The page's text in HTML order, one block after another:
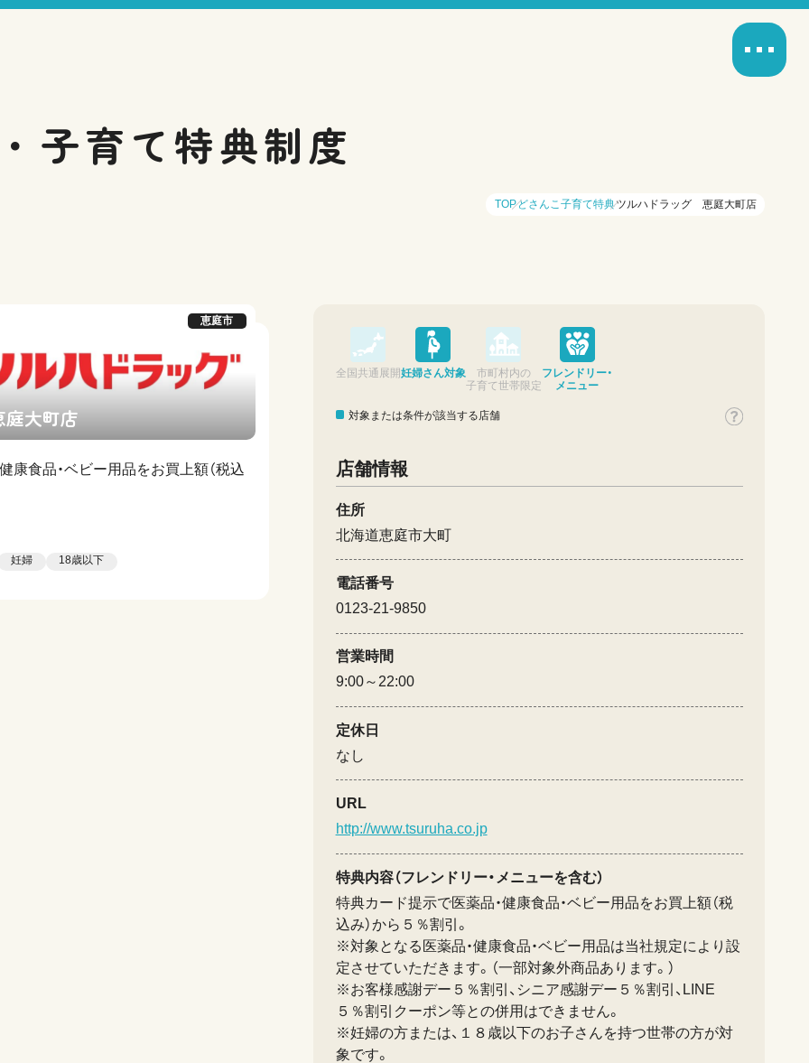
子育て特典制度
TOPどさんこ子育て特典ツルハドラッグ 恵庭大町店
恵庭市
大町店
康食品・ベビー用品をお買上額（税込
妊婦 18歳以下
全国共通展開妊婦さん対象
市町村内の
子育て世帯限定
フレンドリー・
メニュー
対象または条件が該当する店舗
店舗情報
住所
北海道恵庭市大町
電話番号
0123-21-9850
営業時間
9:00～22:00
定休日
なし
URL
http://www.tsuruha.co.jp
特典内容（フレンドリー・メニューを含む）
特典カード提示で医薬品・健康食品・ベビー用品をお買上額（税
込み）から５％割引。
※対象となる医薬品・健康食品・ベビー用品は当社規定により設
定させていただきます。（一部対象外商品あります。）
※お客様感謝デー５％割引、シニア感謝デー５％割引、LINE
５％割引クーポン等との併用はできません。
※妊婦の方または、１８歳以下のお子さんを持つ世帯の方が対
象です。